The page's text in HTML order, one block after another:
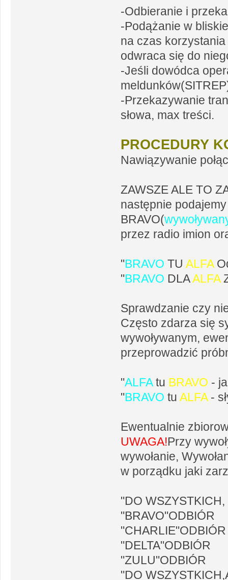
-Odbieranie i
-Podążanie w
na czas
odwraca się do
-Jeśli dowódca
-Przekazywanie
słowa, max treści.
PROCEDURY
Nawiązywanie
ZAWSZE ALE TO
następnie
BRAVO(
przez radio imion
"BRAVO TUALFA
"BRAVO DLAALFA
Sprawdzanie czy
Często zdarza się
wywoływanym,
przeprowadzić
"ALFAtu BRAVO -
"BRAVO tuALFA-
Ewentualnie
UWAGA!Przy
wywołanie,
w porządku jaki
"DO
"BRAVO"ODBIÓR
"CHARLIE"ODBIÓR
"DELTA"ODBIÓR
"ZULU"ODBIÓR
"DO